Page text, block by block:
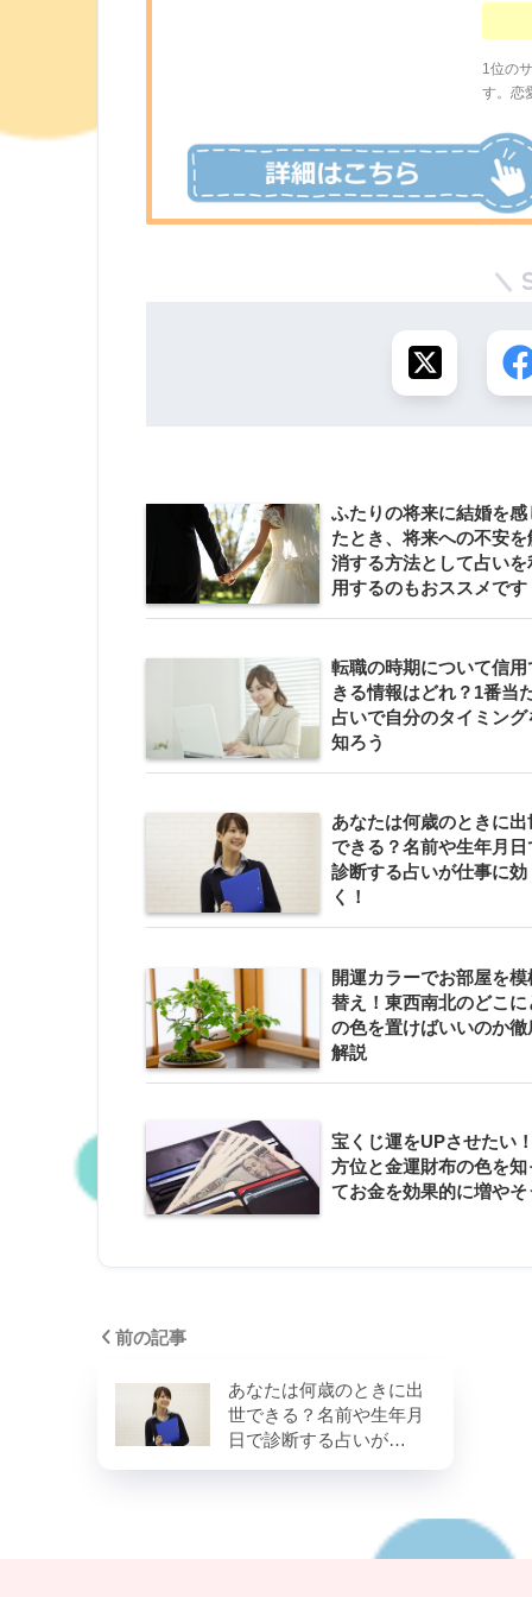
1位の
す。恋
ふたりの将来に結婚を感
たとき、将来への不安を
消する方法として占いを
用するのもおススメです
転職の時期について信用
きる情報はどれ？1番当
占いで自分のタイミング
知ろう
あなたは何歳のときに出
できる？名前や生年月日
診断する占いが仕事に効
く！
開運カラーでお部屋を模
替え！東西南北のどこに
の色を置けばいいのか徹
解説
宝くじ運をUPさせたい
方位と金運財布の色を知
てお金を効果的に増やそ
前の記事
あなたは何歳のときに出
世できる？名前や生年月
日で診断する占いが…